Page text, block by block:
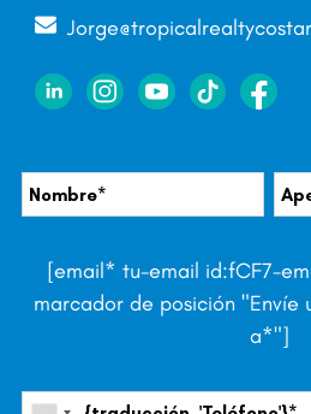
[email* tu-email id:fCF7-
marcador de posición "Envíe
a*"]